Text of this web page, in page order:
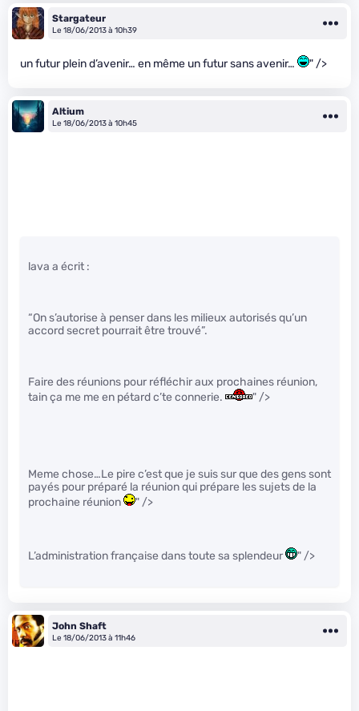
Stargateur
Le 18/06/2013 à 10h39
un futur plein d’avenir… en même un futur sans avenir… " />
Altium
Le 18/06/2013 à 10h45
lava a écrit :
“On s’autorise à penser dans les milieux autorisés qu’un
accord secret pourrait être trouvé”.
Faire des réunions pour réfléchir aux prochaines réunion,
tain ça me me en pétard c’te connerie.
" />
Meme chose…Le pire c’est que je suis sur que des gens sont
payés pour préparé la réunion qui prépare les sujets de la
prochaine réunion
" />
L’administration française dans toute sa splendeur " />
John Shaft
Le 18/06/2013 à 11h46